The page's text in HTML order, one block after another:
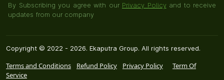
By Subscribing you agree with our Privacy Policyand to receive
updates from our company
Copyright © 2022 - 2026. Ekaputra Group. All rights reserved.
Terms and Conditions Refund Policy Privacy Policy
Term Of
Service